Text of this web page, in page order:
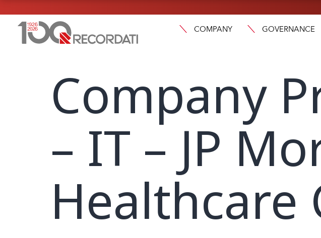
COMPANY GOVERNANCE
Company
– IT – JP
Healthcare